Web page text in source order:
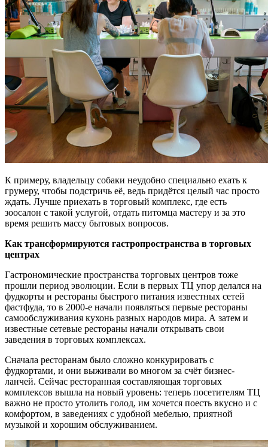
К примеру, владельцу собаки неудобно специально ехать к
грумеру, чтобы подстричь её, ведь придётся целый час просто
ждать. Лучше приехать в торговый комплекс, где есть
зоосалон с такой услугой, отдать питомца мастеру и за это
время решить массу бытовых вопросов.
Как трансформируются гастропространства в торговых
центрах
Гастрономические пространства торговых центров тоже
прошли период эволюции. Если в первых ТЦ упор делался на
фудкорты и рестораны быстрого питания известных сетей
фастфуда, то в 2000-е начали появляться первые рестораны
самообслуживания кухонь разных народов мира. А затем и
известные сетевые рестораны начали открывать свои
заведения в торговых комплексах.
Сначала ресторанам было сложно конкурировать с
фудкортами, и они выживали во многом за счёт бизнес-
ланчей. Сейчас ресторанная составляющая торговых
комплексов вышла на новый уровень: теперь посетителям ТЦ
важно не просто утолить голод, им хочется поесть вкусно и с
комфортом, в заведениях с удобной мебелью, приятной
музыкой и хорошим обслуживанием.